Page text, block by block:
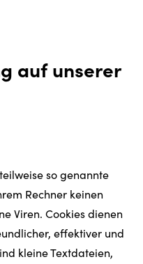
auf unserer
so genannte
Rechner keinen
Viren. Cookies dienen
effektiver und
kleine Textdateien,